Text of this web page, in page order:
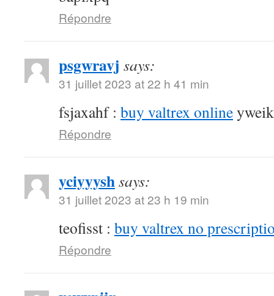
Répondre
psgwravj says:
31 juillet 2023 at 22 h 41 min
fsjaxahf : buy valtrex online
Répondre
yciyyyshsays:
31 juillet 2023 at 23 h 19 min
teofisst : buy valtrex no
Répondre